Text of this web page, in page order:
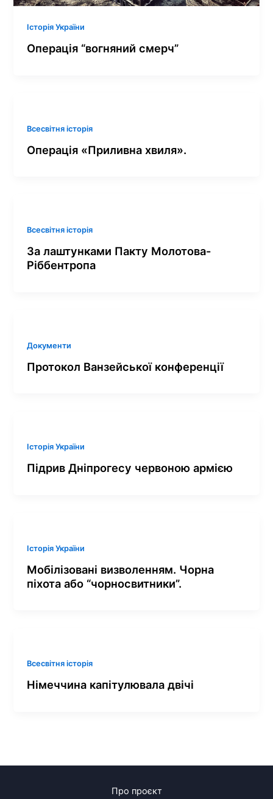
Історія України
Операція “вогняний смерч”
Всесвітня історія
Операція «Приливна хвиля».
Всесвітня історія
За лаштунками Пакту Молотова-
Ріббентропа
Документи
Протокол Ванзейської конференції
Історія України
Підрив Дніпрогесу червоною армією
Історія України
Мобілізовані визволенням. Чорна
піхота або “чорносвитники”.
Всесвітня історія
Німеччина капітулювала двічі
Про проєкт